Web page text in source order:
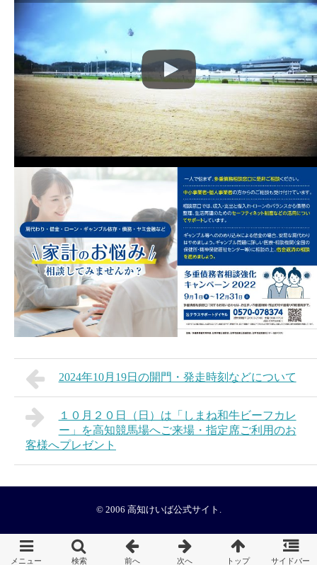
2024年10月19日の開門・発走時刻などについて
１０月２０日（日）は「しまね和牛ビーフカレ
ー」を高知競馬場へご来場・指定席ご利用のお
客様へプレゼント
© 2006 高知けいば公式サイト .